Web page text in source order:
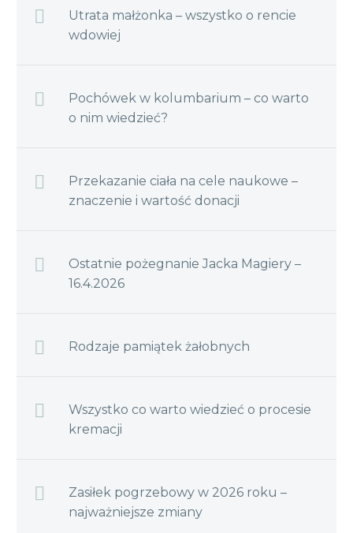
Utrata małżonka – wszystko o rencie
wdowiej
Pochówek w kolumbarium – co warto
o nim wiedzieć?
Przekazanie ciała na cele naukowe –
znaczenie i wartość donacji
Ostatnie pożegnanie Jacka Magiery –
16.4.2026
Rodzaje pamiątek żałobnych
Wszystko co warto wiedzieć o procesie
kremacji
Zasiłek pogrzebowy w 2026 roku –
najważniejsze zmiany